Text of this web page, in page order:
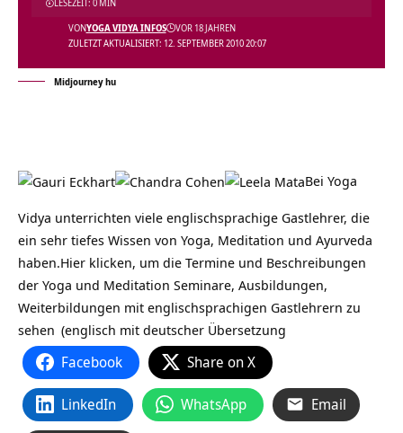
ZULETZT AKTUALISIERT: 12. SEPTEMBER 2010 20:07
VONYOGA VIDYA INFOS VOR 18 JAHREN
Midjourney hu
Bei Yoga
Vidya unterrichten viele englischsprachige Gastlehrer, die
ein sehr tiefes Wissen von Yoga, Meditation und Ayurveda
haben.Hier klicken, um die Termine und Beschreibungen
der Yoga und Meditation Seminare, Ausbildungen,
Weiterbildungen mit englischsprachigen Gastlehrern zu
sehen (englisch mit deutscher Übersetzung
Facebook Share on X
LinkedIn WhatsApp Email